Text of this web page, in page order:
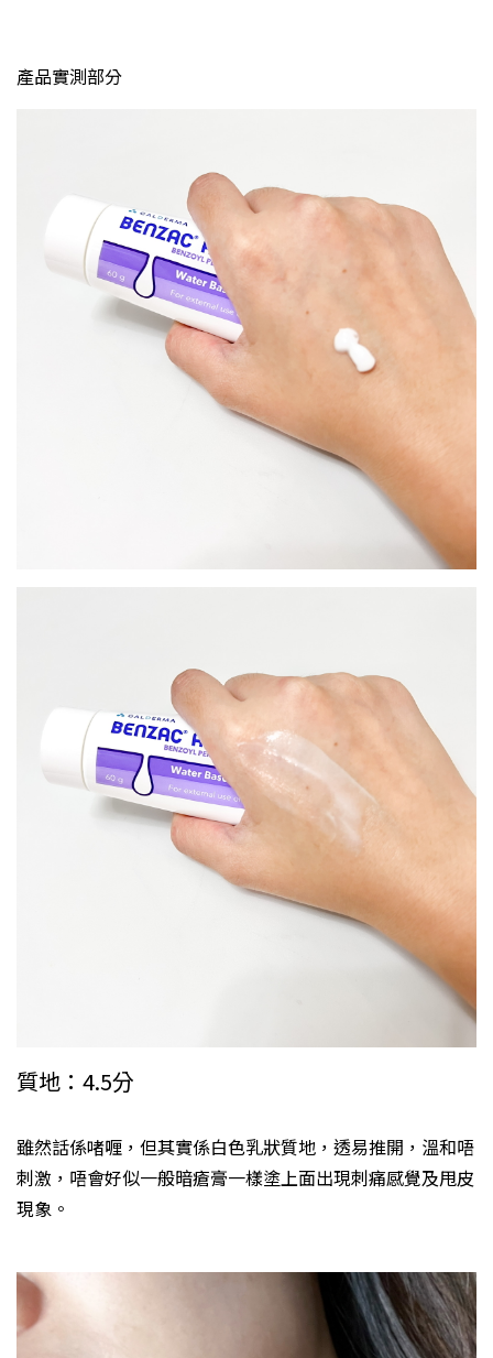
產品實測部分
質地：4.5分
雖然話係啫喱，但其實係白色乳狀質地，透易推開，溫和唔
刺激，唔會好似一般暗瘡膏一樣塗上面出現刺痛感覺及甩皮
現象。